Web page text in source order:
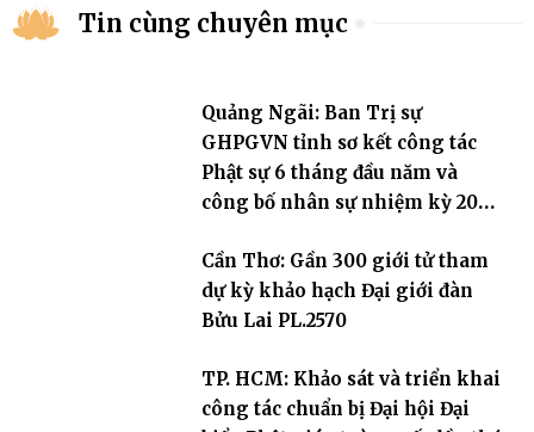
Tin cùng chuyên mục
Quảng Ngãi: Ban Trị sự
GHPGVN tỉnh sơ kết công tác
Phật sự 6 tháng đầu năm và
công bố nhân sự nhiệm kỳ 2026
Cần Thơ: Gần 300 giới tử tham
dự kỳ khảo hạch Đại giới đàn
Bửu Lai PL.2570
TP. HCM: Khảo sát và triển khai
công tác chuẩn bị Đại hội Đại